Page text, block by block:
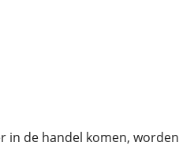
in de handel komen,